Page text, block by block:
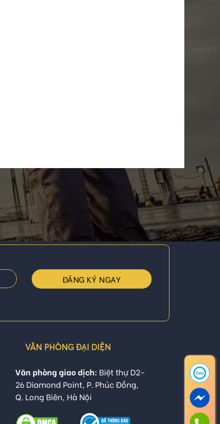
VĂN PHÒNG ĐẠI DIỆN
Văn phòng giao dịch: Biệt thự D2-
26 Diamond Point, P. Phúc Đồng,
Q. Long Biên, Hà Nội